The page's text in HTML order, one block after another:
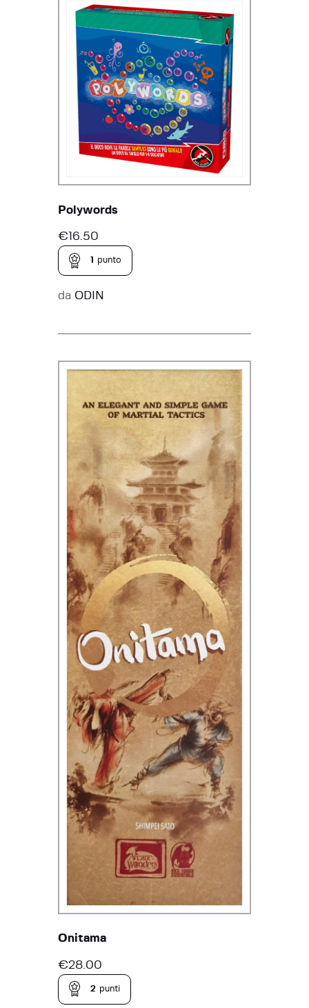
Polywords
€16.50
punto
da ODIN
Onitama
€28.00
2 punti